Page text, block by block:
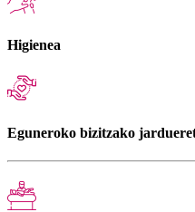
Higienea
Eguneroko bizitzako